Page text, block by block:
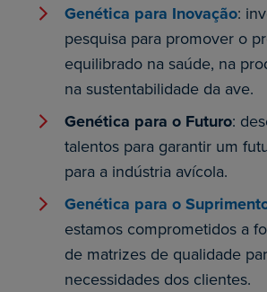
Genética para Inovação:
pesquisa para promover o
equilibrado na saúde, na
na sustentabilidade da ave.
Genética para o Futuro:
talentos para garantir um
para a indústria avícola.
Genética para o
estamos comprometidos a
de matrizes de qualidade
necessidades dos clientes.